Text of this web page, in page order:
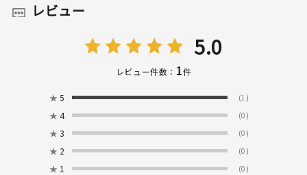
レビュー
5.0
レビュー件数： 1件
★ 5 (1)
★ 4 (0)
★ 3 (0)
★ 2 (0)
★ 1 (0)